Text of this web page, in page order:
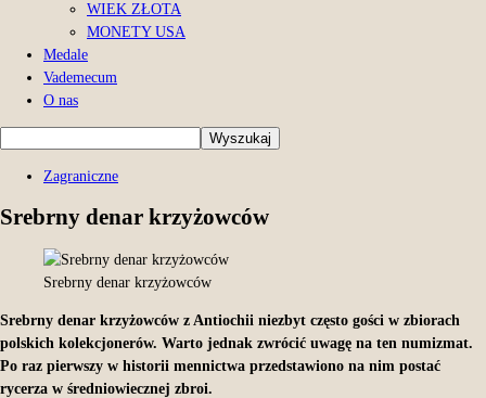
WIEK ZŁOTA
MONETY USA
Medale
Vademecum
O nas
Zagraniczne
Srebrny denar krzyżowców
Srebrny denar krzyżowców
Srebrny denar krzyżowców z Antiochii niezbyt często gości w zbiorach
polskich kolekcjonerów. Warto jednak zwrócić uwagę na ten numizmat.
Po raz pierwszy w historii mennictwa przedstawiono na nim postać
rycerza w średniowiecznej zbroi.